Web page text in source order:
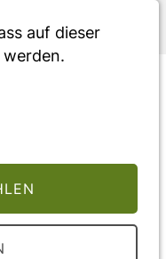
Children
with
for
of
auf dieser